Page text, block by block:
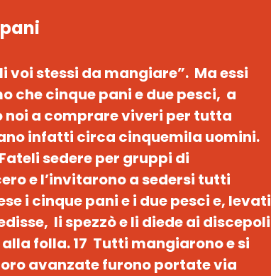
voi stessi da mangiare”. Ma essi
che cinque pani e due pesci, a
noi a comprare viveri per tutta
infatti circa cinquemila uomini.
sedere per gruppi di
e l’invitarono a sedersi tutti
i cinque pani e i due pesci e, levati
li spezzò e li diede ai discepoli
folla. 17 Tutti mangiarono e si
avanzate furono portate via